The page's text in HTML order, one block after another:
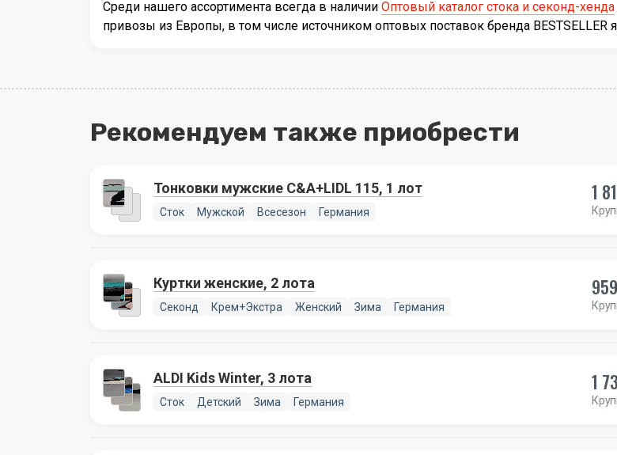
Среди нашего ассортимента всегда в наличии Оптовый каталог стока и секонд-хенда
привозы из Европы, в том числе источником оптовых поставок бренда BESTSELLER
Рекомендуем также приобрести
Тонковки мужские C&A+LIDL 115, 1 лот
Сток Мужской Всесезон Германия
1
Куртки женские, 2 лота
Секонд Крем+Экстра Женский Зима Германия
ALDI Kids Winter, 3 лота
Сток Детский Зима Германия
1